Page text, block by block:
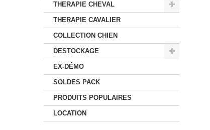
THERAPIE CHEVAL
THERAPIE CAVALIER
COLLECTION CHIEN
DESTOCKAGE
EX-DÉMO
SOLDES PACK
PRODUITS POPULAIRES
LOCATION